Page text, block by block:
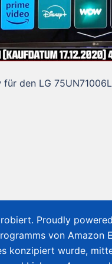
den LG
Proudly
von Amazon
konzipiert wurde,